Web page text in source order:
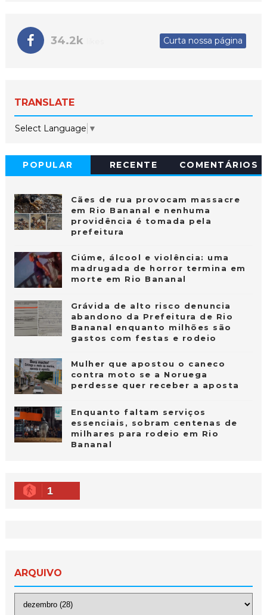
34.2k Curta nossa página
TRANSLATE
Select Language ▼
POPULAR RECENTE COMENTÁRIOS
Cães de rua provocam massacre
em Rio Bananal e nenhuma
providência é tomada pela
prefeitura
Ciúme, álcool e violência: uma
madrugada de horror termina em
morte em Rio Bananal
Grávida de alto risco denuncia
abandono da Prefeitura de Rio
Bananal enquanto milhões são
gastos com festas e rodeio
Mulher que apostou o caneco
contra moto se a Noruega
perdesse quer receber a aposta
Enquanto faltam serviços
essenciais, sobram centenas de
milhares para rodeio em Rio
Bananal
1
ARQUIVO